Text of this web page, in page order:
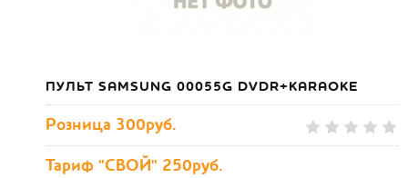
ПУЛЬТ SAMSUNG 00055G DVDR+KARAOKE
Розница 300руб.
Тариф "СВОЙ" 250руб.